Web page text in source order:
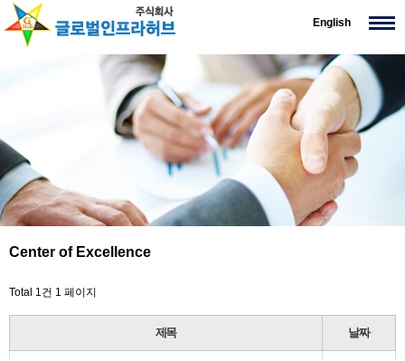
English
Center of Excellence
Total 1건 1 페이지
제목 날짜